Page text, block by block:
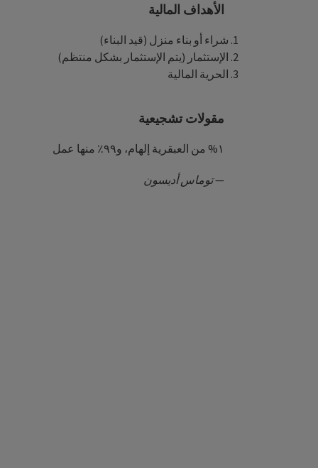
الأهداف المالية
شراء أو بناء منزل (قيد البناء)
الإستثمار (يتم الإستثمار بشكل منتظم)
الحرية المالية
مقولات تشجيعية
١% من العبقرية إلهام، و٩٩٪ منها عمل
—توماس أديسون